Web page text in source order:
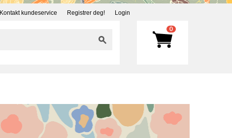
Kontakt kundeservice Registrer deg! Login
0